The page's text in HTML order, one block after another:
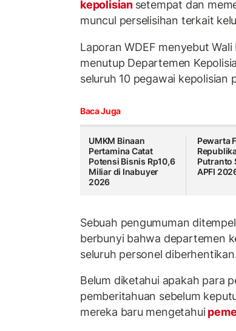
kepolisian setempat dan
muncul perselisihan terkait
Laporan WDEF menyebut Wali
menutup Departemen
seluruh 10 pegawai kepolisian
Baca Juga
UMKM Binaan
Pertamina Catat
Potensi Bisnis Rp10,6
Miliar di Inabuyer
2026
Pewarta
Putranto
APFI
Sebuah pengumuman
berbunyi bahwa departemen
seluruh personel
Belum diketahui apakah para
pemberitahuan sebelum
mereka baru mengetahui